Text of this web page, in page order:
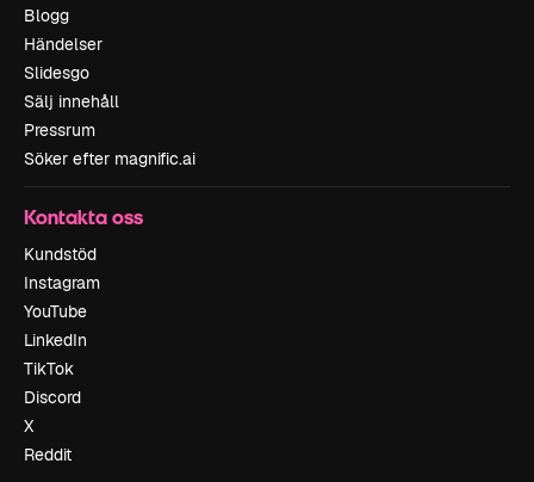
Blogg
Händelser
Slidesgo
Sälj innehåll
Pressrum
Söker efter magnific.ai
Kontakta oss
Kundstöd
Instagram
YouTube
LinkedIn
TikTok
Discord
X
Reddit